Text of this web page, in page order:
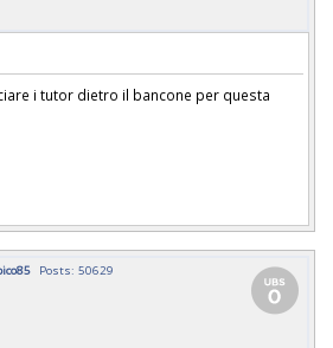
i tutor dietro il bancone per questa
Posts: 50629